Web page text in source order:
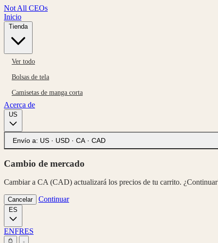
Not All CEOs
Inicio
Tienda
Ver todo
Bolsas de tela
Camisetas de manga corta
Acerca de
Envío a: US · USD · CA · CAD
Cambio de mercado
Cambiar a CA (CAD) actualizará los precios de tu carrito.
Cancelar Continuar
ENFRES